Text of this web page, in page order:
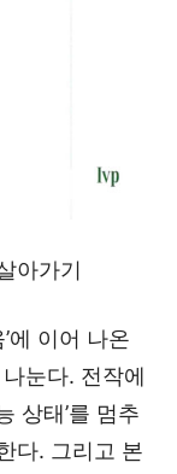
아가기
에 이어 나온
눈다. 전작에
상태’를 멈추
다. 그리고 본